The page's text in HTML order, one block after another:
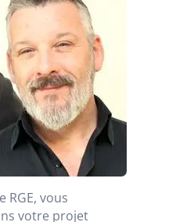
RGE, vous
votre projet